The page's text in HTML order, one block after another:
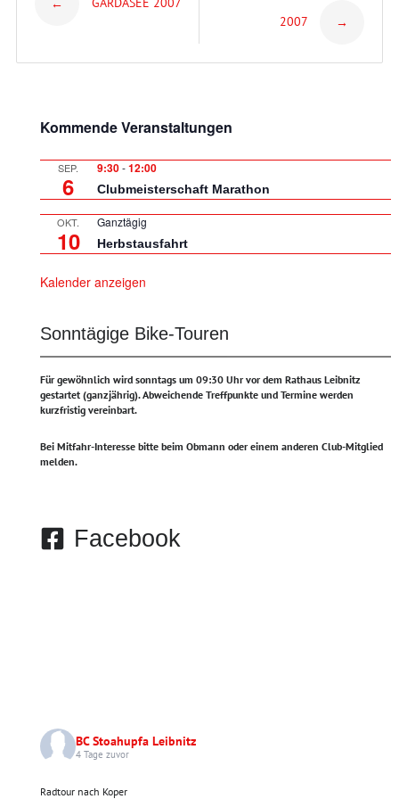
←
2007
→
Kommende Veranstaltungen
SEP.
6
9:30-12:00
Clubmeisterschaft Marathon
OKT.
10
Ganztägig
Herbstausfahrt
Kalender anzeigen
Sonntägige Bike-Touren
Für gewöhnlich wird sonntags um 09:30 Uhr vor dem Rathaus Leibnitz
gestartet (ganzjährig).Abweichende Treffpunkte und Termine werden
kurzfristig vereinbart.
Bei Mitfahr-Interesse bitte beim Obmann oder einem anderen Club-Mitglied
melden.
Facebook
BC Stoahupfa Leibnitz
4 Tage zuvor
Radtour nach Koper